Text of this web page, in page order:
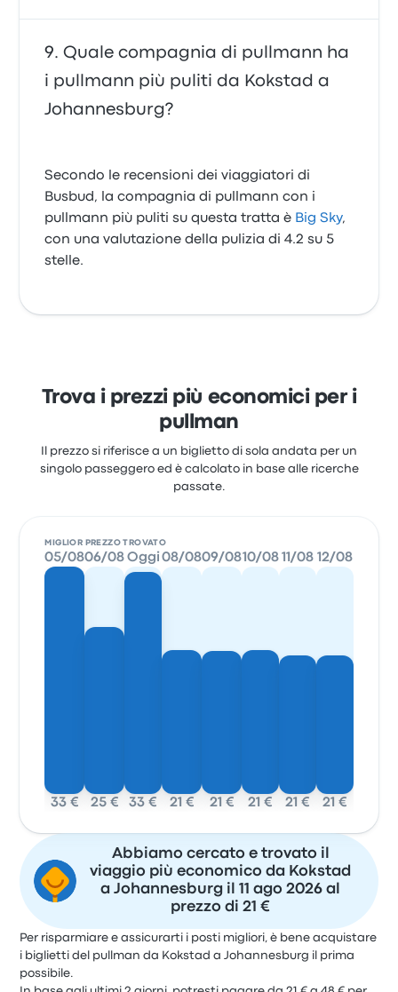
Quale compagnia di pullmann ha
i pullmann più puliti da Kokstad a
Johannesburg?
Secondo le recensioni dei viaggiatori di
Busbud, la compagnia di pullmann con i
pullmann più puliti su questa tratta è Big Sky,
con una valutazione della pulizia di 4.2 su 5
stelle.
Trova i prezzi più economici per i
pullman
Il prezzo si riferisce a un biglietto di sola andata per un
singolo passeggero ed è calcolato in base alle ricerche
passate.
MIGLIOR PREZZO TROVATO
05/08
33 €
06/08
25 €
Oggi
33 €
08/08
21 €
09/08
21 €
10/08
21 €
11/08
21 €
12/08
21 €
Abbiamo cercato e trovato il
viaggio più economico da Kokstad
a Johannesburg il 11 ago 2026 al
prezzo di 21 €
Per risparmiare e assicurarti i posti migliori, è bene acquistare
i biglietti del pullman da Kokstad a Johannesburg il prima
possibile.